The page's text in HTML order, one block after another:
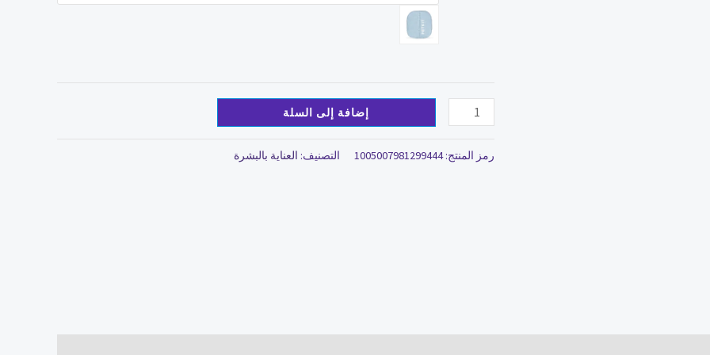
نفايات
القط
اكسسوارات
إضافة إلى السلة
رمز المنتج:1005007981299444 التصنيف: العناية بالبشرة